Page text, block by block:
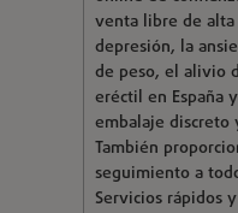
venta libre de alta
depresión, la
de peso, el alivio
eréctil en España
embalaje discreto
También
seguimiento a
Servicios rápidos